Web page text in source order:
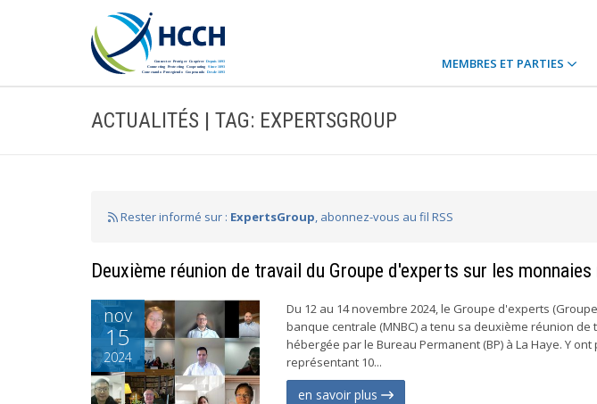
MEMBRES ET PARTIES
ACTUALITÉS | TAG: EXPERTSGROUP
Rester informé sur : ExpertsGroup, abonnez-vous au fil RSS
Deuxième réunion de travail du Groupe d'experts sur les
nov
15
2024
Du 12 au 14 novembre 2024, le Groupe d'experts
banque centrale (MNBC) a tenu sa deuxième réunion
hébergée par le Bureau Permanent (BP) à La Haye. Y
représentant 10...
en savoir plus